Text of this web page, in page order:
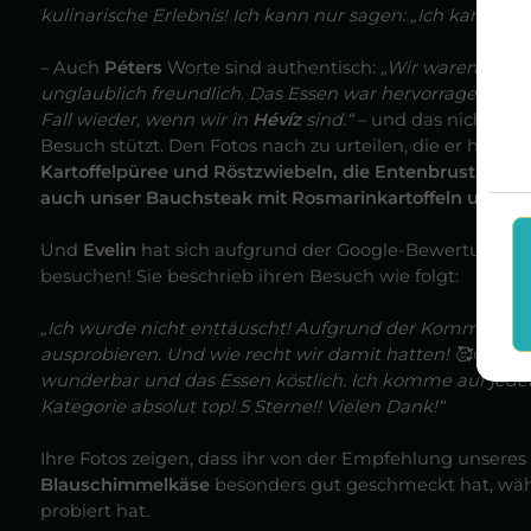
kulinarische Erlebnis! Ich kann nur sagen: „Ich kann
– Auch Péters Worte sind authentisch: „Wir waren
unglaublich freundlich. Das Essen war hervorragend.
Fall wieder, wenn wir in Hévízsind.“– und das nicht
Besuch stützt. Den Fotos nach zu urteilen, die er
Kartoffelpüree und Röstzwiebeln, die Entenbrust mit
auch unser Bauchsteak mit Rosmarinkartoffeln und
Und Evelin hat sich aufgrund der Google-Bewertungen
besuchen! Sie beschrieb ihren Besuch wie folgt:
„Ich wurde nicht enttäuscht! Aufgrund der
ausprobieren. Und wie recht wir damit hatten! 🥰😍
wunderbar und das Essen köstlich. Ich komme auf
Kategorie absolut top! 5 Sterne!! Vielen Dank!“
Ihre Fotos zeigen, dass ihr von der Empfehlung
Blauschimmelkäsebesonders gut geschmeckt hat,
probiert hat.